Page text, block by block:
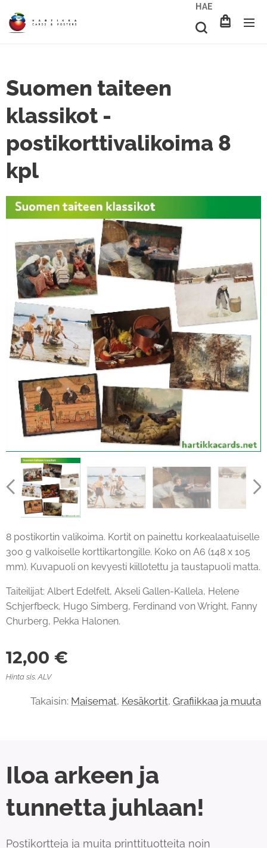
HAE
Suomen taiteen
klassikot -
postikorttivalikoima 8
kpl
8 postikortin valikoima. Kortit on painettu korkealaatuiselle
300 g valkoiselle korttikartongille. Koko on A6 (148 x 105
mm). Kuvapuoli on kevyesti kiillotettu ja taustapuoli matta.
Taiteilijat: Albert Edelfelt, Akseli Gallen-Kallela, Helene
Schjerfbeck, Hugo Simberg, Ferdinand von Wright, Fanny
Churberg, Pekka Halonen.
12,00 €
Hinta sis. ALV
Takaisin: Maisemat, Kesäkortit, Grafiikkaa ja muuta
Iloa arkeen ja
tunnetta juhlaan!
Postikortteja ja muita printtituotteita noin